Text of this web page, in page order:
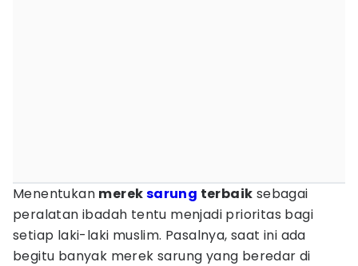
Menentukan mereksarung terbaik sebagai
peralatan ibadah tentu menjadi prioritas bagi
setiap laki-laki muslim. Pasalnya, saat ini ada
begitu banyak merek sarung yang beredar di